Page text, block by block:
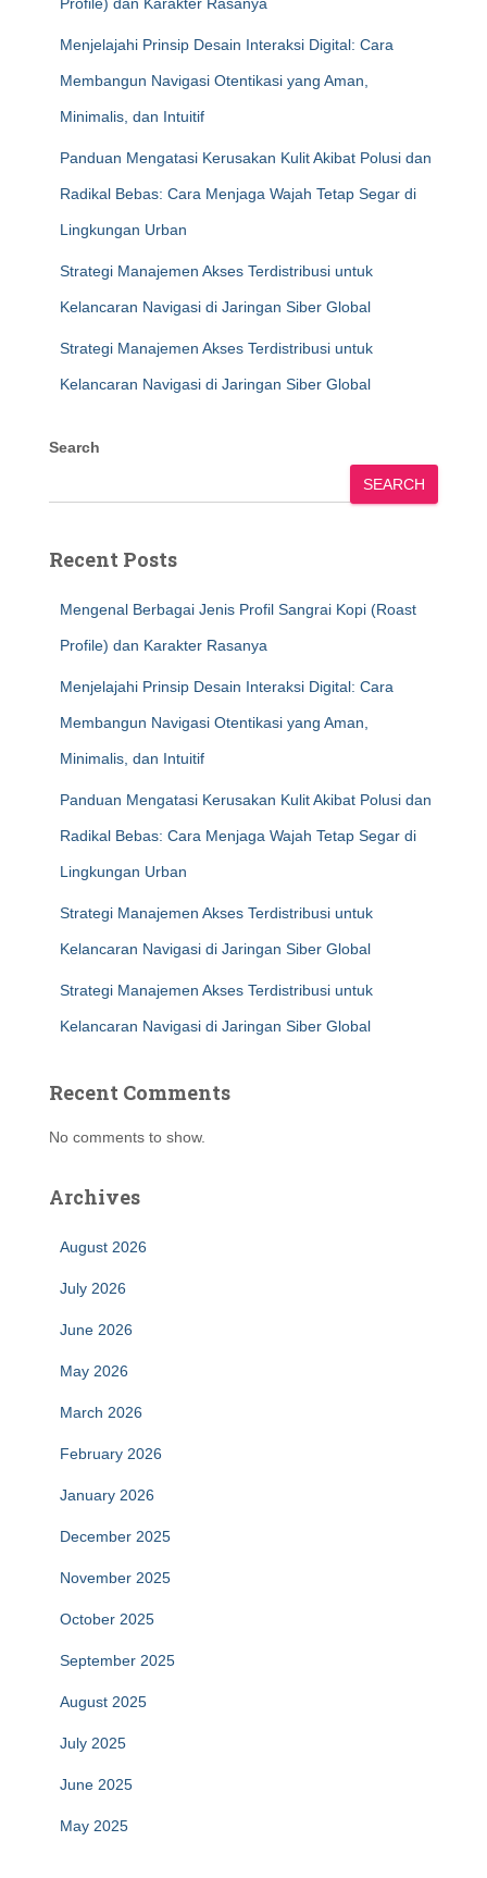
Menjelajahi Prinsip Desain Interaksi Digital: Cara
Membangun Navigasi Otentikasi yang Aman,
Minimalis, dan Intuitif
Panduan Mengatasi Kerusakan Kulit Akibat Polusi dan
Radikal Bebas: Cara Menjaga Wajah Tetap Segar di
Lingkungan Urban
Strategi Manajemen Akses Terdistribusi untuk
Kelancaran Navigasi di Jaringan Siber Global
Strategi Manajemen Akses Terdistribusi untuk
Kelancaran Navigasi di Jaringan Siber Global
Search
SEARCH
Recent Posts
Mengenal Berbagai Jenis Profil Sangrai Kopi (Roast
Profile) dan Karakter Rasanya
Menjelajahi Prinsip Desain Interaksi Digital: Cara
Membangun Navigasi Otentikasi yang Aman,
Minimalis, dan Intuitif
Panduan Mengatasi Kerusakan Kulit Akibat Polusi dan
Radikal Bebas: Cara Menjaga Wajah Tetap Segar di
Lingkungan Urban
Strategi Manajemen Akses Terdistribusi untuk
Kelancaran Navigasi di Jaringan Siber Global
Strategi Manajemen Akses Terdistribusi untuk
Kelancaran Navigasi di Jaringan Siber Global
Recent Comments
No comments to show.
Archives
August 2026
July 2026
June 2026
May 2026
March 2026
February 2026
January 2026
December 2025
November 2025
October 2025
September 2025
August 2025
July 2025
June 2025
May 2025